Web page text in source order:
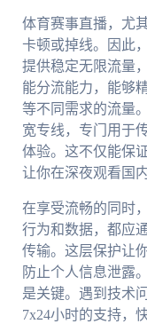
体育赛事直播，尤
卡顿或掉线。因此
提供稳定无限流量
能分流能力，能够
等不同需求的流量
宽专线，专门用于
体验。这不仅能保
让你在深夜观看国
在享受流畅的同时
行为和数据，都应
传输。这层保护让
防止个人信息泄露
是关键。遇到技术
7x24小时的支持，